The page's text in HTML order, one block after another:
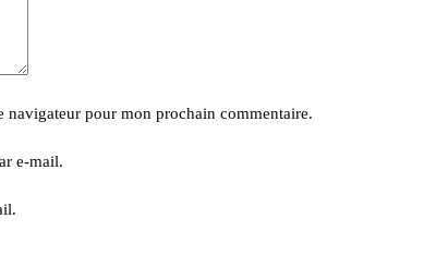
navigateur pour mon prochain commentaire.
e-mail.